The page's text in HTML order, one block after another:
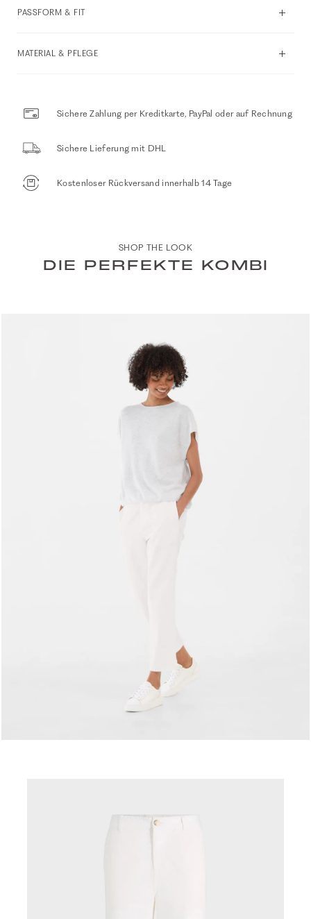
PASSFORM & FIT
MATERIAL & PFLEGE
Sichere Zahlung per Kreditkarte, PayPal oder auf Rechnung
Sichere Lieferung mit DHL
Kostenloser Rückversand innerhalb 14 Tage
SHOP THE LOOK
DIE PERFEKTE KOMBI